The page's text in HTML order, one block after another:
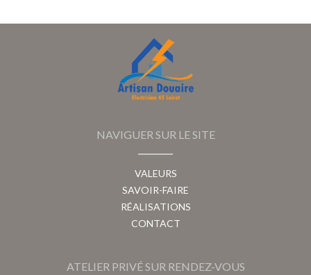
NAVIGUER SUR LE SITE
VALEURS
SAVOIR-FAIRE
RÉALISATIONS
CONTACT
ATELIER PRIVÉ SUR RENDEZ-VOUS